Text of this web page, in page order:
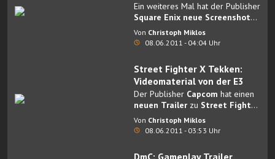
Ein weiteres Mal hat der Publisher
Square Enix neue Screenshots
zu
Hitman: Absolution
veröffentlicht.
Von Christoph Miklos
08.06.2011 - 04:04 Uhr
Street Fighter X Tekken:
Videomaterial von der E3
Der Publisher Capcom hat einen
neuen Trailer zu Street Fighter
X Tekken
veröffentlicht.
Von Christoph Miklos
08.06.2011 - 03:53 Uhr
DmC: Gameplay Trailer